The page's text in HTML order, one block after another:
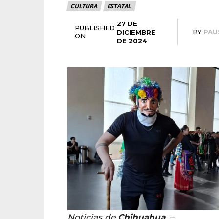
CULTURA ESTATAL
PUBLISHED
ON
27 DE
DICIEMBRE
DE 2024
BY
Noticias de Chihuahua. –